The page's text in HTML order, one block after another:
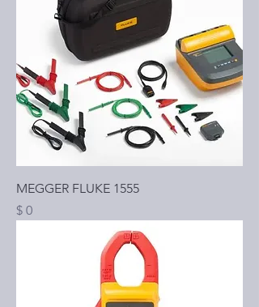
MEGGER FLUKE 1555
Precio
$ 0